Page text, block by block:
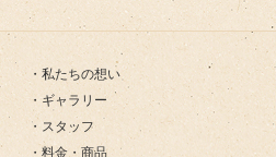
私たちの想い
ギャラリー
スタッフ
料金・商品